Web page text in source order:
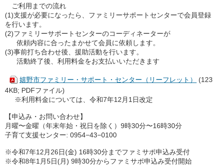
ご利用までの流れ
(1)支援が必要になったら、ファミリーサポートセンターで会員登録
を行います。
(2)ファミリーサポートセンターのコーディネーターが
依頼内容に合ったまかせて会員に依頼します。
(3)事前打ち合わせ後、援助活動を行います。
活動終了後、利用料金をお支払いいただきます
嬉野市ファミリー・サポート・センター（リーフレット）
(123
4KB; PDFファイル)
※利用料金については、令和7年12月1日改定
【申込み・お問い合わせ】
月曜〜金曜（年末年始・祝日を除く）9時30分〜16時30分
子育て支援センター: 0954−43−0100
※令和7年12月26日(金) 16時30分までファミサポ申込み受付
※令和8年1月5日(月) 9時30分からファミサポ申込み受付開始